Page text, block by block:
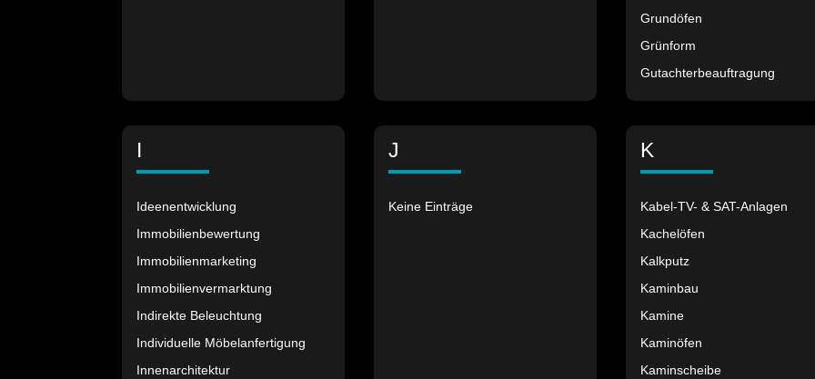
Grundöfen
Grünform
Gutachterbeauftragung
I
Ideenentwicklung
Immobilienbewertung
Immobilienmarketing
Immobilienvermarktung
Indirekte Beleuchtung
Individuelle Möbelanfertigung
Innenarchitektur
J
Keine Einträge
K
Kabel-TV- & SAT-Anlagen
Kachelöfen
Kalkputz
Kaminbau
Kamine
Kaminöfen
Kaminscheibe